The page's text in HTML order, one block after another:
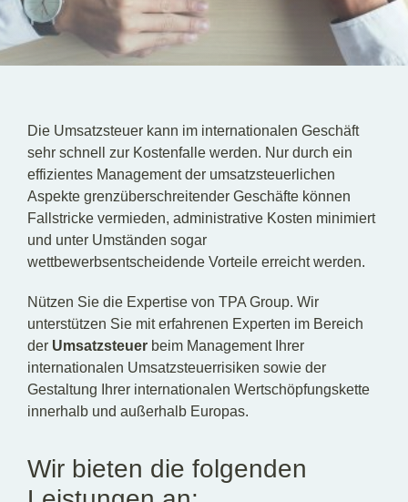
Die Umsatzsteuer kann im internationalen Geschäft
sehr schnell zur Kostenfalle werden. Nur durch ein
effizientes Management der umsatzsteuerlichen
Aspekte grenzüberschreitender Geschäfte können
Fallstricke vermieden, administrative Kosten minimiert
und unter Umständen sogar
wettbewerbsentscheidende Vorteile erreicht werden.
Nützen Sie die Expertise von TPA Group. Wir
unterstützen Sie mit erfahrenen Experten im Bereich
der Umsatzsteuer beim Management Ihrer
internationalen Umsatzsteuerrisiken sowie der
Gestaltung Ihrer internationalen Wertschöpfungskette
innerhalb und außerhalb Europas.
Wir bieten die folgenden